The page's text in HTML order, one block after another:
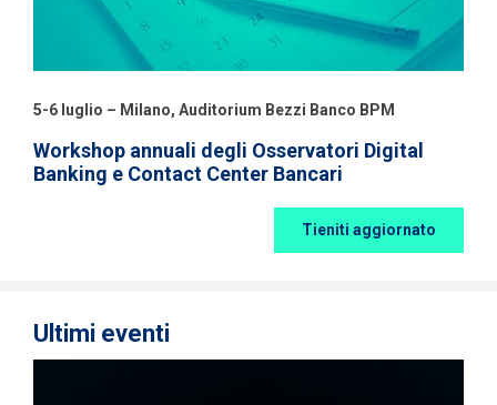
5-6 luglio – Milano, Auditorium Bezzi Banco BPM
Workshop annuali degli Osservatori Digital
Banking e Contact Center Bancari
Tieniti aggiornato
Ultimi eventi